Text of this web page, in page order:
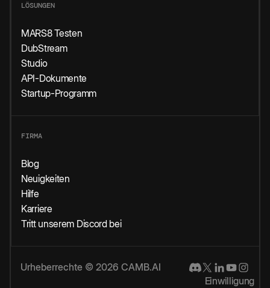
LÖSUNGEN
MARS8 Testen
DubStream
Studio
API-Dokumente
Startup-Programm
FIRMA
Blog
Neuigkeiten
Hilfe
Karriere
Tritt unserem Discord bei
Urheberrechte © 2026 CAMB.AI
Einwilligung